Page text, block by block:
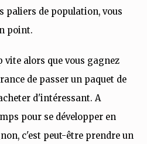
paliers de population, vous
point.
alors que vous gagnez
de passer un paquet de
d'intéressant. A
pour se développer en
c'est peut-être prendre un